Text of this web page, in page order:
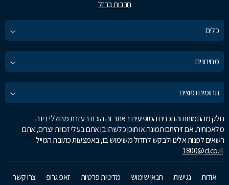
חרבות ברזל
כלים
מחירונים
תחומים נפוצים
חלק מהתמונות והתכנים המופיעים באתר זה הוכנו בעזרת מחוללי בינה
מלאכותית. אם זיהיתם תמונה או תוכן כלשהו בו אתם בעלי זכויות יוצרים, אתם
רשאים לפנות אלינו ולבקש לחדול משימוש בו, באמצעות כתובת המייל
1800@d.co.il
אודות נגישות תנאי שימוש מדיניות פרטיות זאפ גרופ צרו קשר